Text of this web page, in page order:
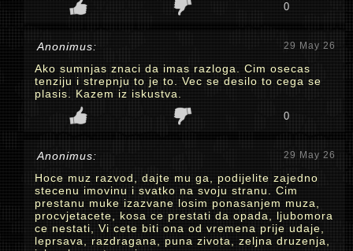
0
Anonimus: 29 May 26
Ako sumnjas znaci da imas razloga. Cim osecas
tenziju i strepnju to je to. Vec se desilo to cega se
plasis. Kazem iz iskustva.
0
Anonimus: 29 May 26
Hoce muz razvod, dajte mu ga, podijelite zajedno
stecenu imovinu i svatko na svoju stranu. Cim
prestanu muke izazvane losim ponasanjem muza,
procvjetacete, kosa ce prestati da opada, ljubomora
ce nestati, Vi cete biti ona od vremena prije udaje,
leprsava, razdragana, puna zivota, zeljna druzenja,